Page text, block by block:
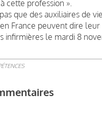
cette profession ».
que des auxiliaires de
France peuvent dire
infirmières le mardi 8